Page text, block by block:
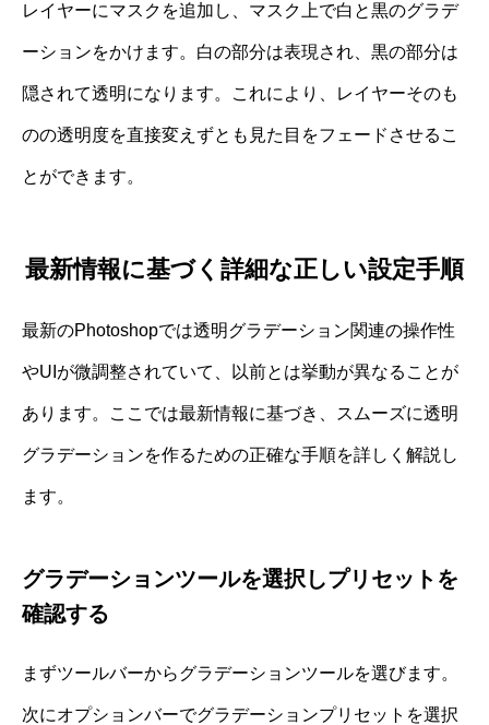
レイヤーにマスクを追加し、マスク上で白と黒のグラデ
ーションをかけます。白の部分は表現され、黒の部分は
隠されて透明になります。これにより、レイヤーそのも
のの透明度を直接変えずとも見た目をフェードさせるこ
とができます。
最新情報に基づく詳細な正しい設定手順
最新のPhotoshopでは透明グラデーション関連の操作性
やUIが微調整されていて、以前とは挙動が異なることが
あります。ここでは最新情報に基づき、スムーズに透明
グラデーションを作るための正確な手順を詳しく解説し
ます。
グラデーションツールを選択しプリセットを
確認する
まずツールバーからグラデーションツールを選びます。
次にオプションバーでグラデーションプリセットを選択